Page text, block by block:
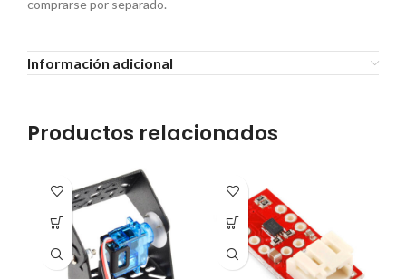
comprarse por separado.
Información adicional
Productos relacionados